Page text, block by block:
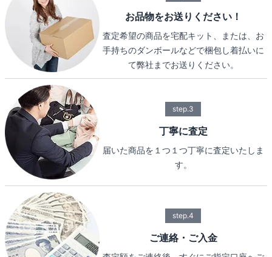
お品物をお送りください！
査定希望の商品を宅配キット、または、お
手持ちのダンボールなどで梱包し着払いに
て弊社までお送りください。
step.3
丁寧に査定
届いた商品を１つ１つ丁寧に査定いたしま
す。
step.4
ご連絡・ご入金